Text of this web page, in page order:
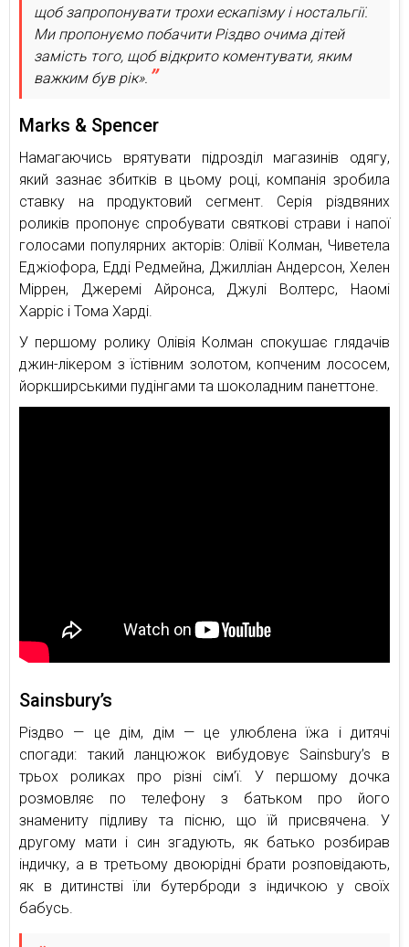
щоб запропонувати трохи ескапізму і ностальгії.
Ми пропонуємо побачити Різдво очима дітей
замість того, щоб відкрито коментувати, яким
важким був рік».
Marks & Spencer
Намагаючись врятувати підрозділ магазинів одягу,
який зазнає збитків в цьому році, компанія зробила
ставку на продуктовий сегмент. Серія різдвяних
роликів пропонує спробувати святкові страви і напої
голосами популярних акторів: Олівії Колман, Чиветела
Еджіофора, Едді Редмейна, Джилліан Андерсон, Хелен
Міррен, Джеремі Айронса, Джулі Волтерс, Наомі
Харріс і Тома Харді.
У першому ролику Олівія Колман спокушає глядачів
джин-лікером з їстівним золотом, копченим лососем,
йоркширськими пудінгами та шоколадним панеттоне.
Sainsbury’s
Різдво — це дім, дім — це улюблена їжа і дитячі
спогади: такий ланцюжок вибудовує Sainsbury’s в
трьох роликах про різні сім’ї. У першому дочка
розмовляє по телефону з батьком про його
знамениту підливу та пісню, що їй присвячена. У
другому мати і син згадують, як батько розбирав
індичку, а в третьому двоюрідні брати розповідають,
як в дитинстві їли бутерброди з індичкою у своїх
бабусь.